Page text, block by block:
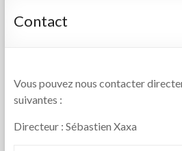
Contact
Vous pouvez nous contacter
suivantes :
Directeur : Sébastien Xaxa